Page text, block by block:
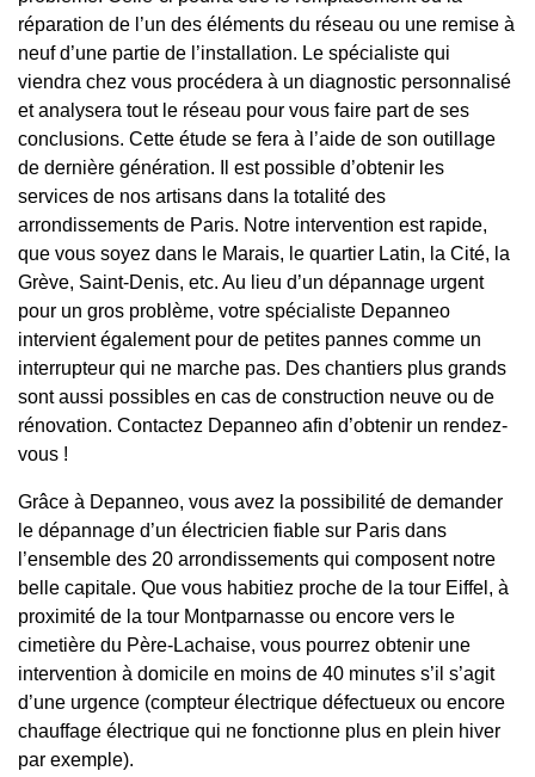
réparation de l’un des éléments du réseau ou une remise à
neuf d’une partie de l’installation. Le spécialiste qui
viendra chez vous procédera à un diagnostic personnalisé
et analysera tout le réseau pour vous faire part de ses
conclusions. Cette étude se fera à l’aide de son outillage
de dernière génération. Il est possible d’obtenir les
services de nos artisans dans la totalité des
arrondissements de Paris. Notre intervention est rapide,
que vous soyez dans le Marais, le quartier Latin, la Cité, la
Grève, Saint-Denis, etc. Au lieu d’un dépannage urgent
pour un gros problème, votre spécialiste Depanneo
intervient également pour de petites pannes comme un
interrupteur qui ne marche pas. Des chantiers plus grands
sont aussi possibles en cas de construction neuve ou de
rénovation. Contactez Depanneo afin d’obtenir un rendez-
vous !
Grâce à Depanneo, vous avez la possibilité de demander
le dépannage d’un électricien fiable sur Paris dans
l’ensemble des 20 arrondissements qui composent notre
belle capitale. Que vous habitiez proche de la tour Eiffel, à
proximité de la tour Montparnasse ou encore vers le
cimetière du Père-Lachaise, vous pourrez obtenir une
intervention à domicile en moins de 40 minutes s’il s’agit
d’une urgence (compteur électrique défectueux ou encore
chauffage électrique qui ne fonctionne plus en plein hiver
par exemple).